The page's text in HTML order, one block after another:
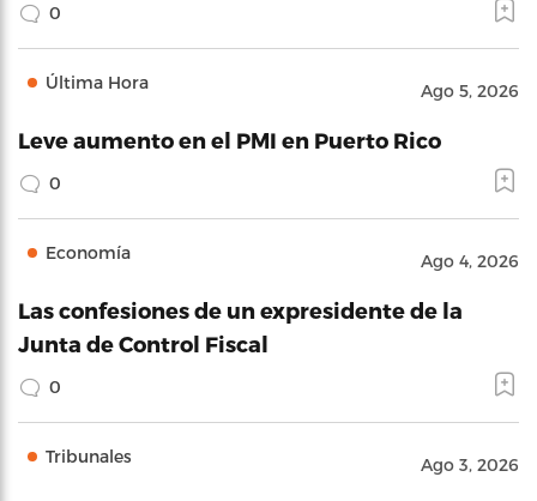
0
Última Hora Ago 5, 2026
Leve aumento en el PMI en Puerto Rico
0
Economía Ago 4, 2026
Las confesiones de un expresidente de la
Junta de Control Fiscal
0
Tribunales Ago 3, 2026